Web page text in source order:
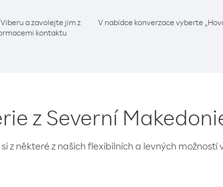
a zavolejte jim z
kontaktu
V nabídce konverzace vyberte
z Severní
z některé z našich flexibilních a levných možností